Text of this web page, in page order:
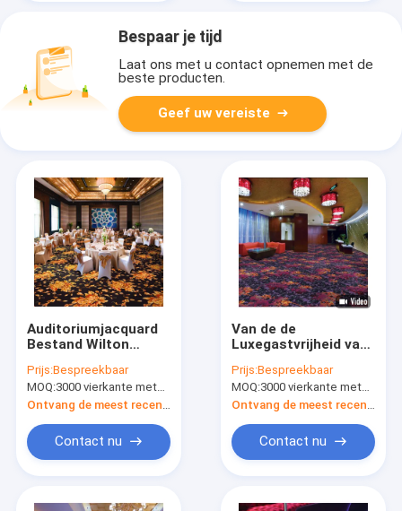
Bespaar je tijd
Laat ons met u contact opnemen met de
beste producten.
Geef uw vereiste
Auditoriumjacquard
Bestand Wilton
Stain
Prijs:Bespreekbaar
MOQ:3000 vierkante meter per ontwerp
Contact nu
Van de de
Luxegastvrijheid van
het Violette Tapijt
Wilton Woven Carpet
For Restaurant
Prijs:Bespreekbaar
MOQ:3000 vierkante meter per ontwerp
Contact nu